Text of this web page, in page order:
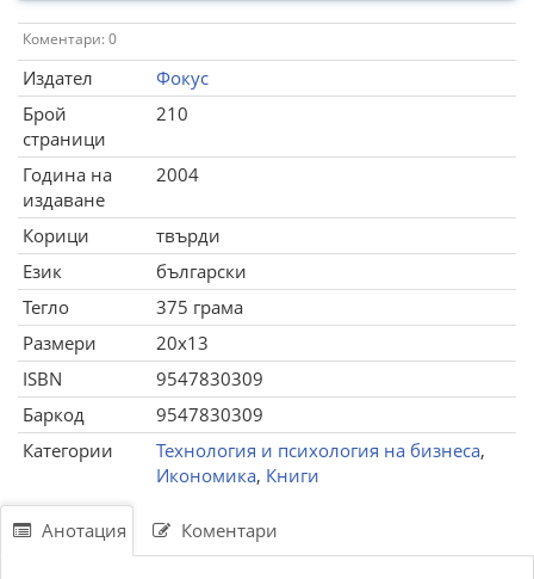
Коментари: 0
Издател
Фокус
Брой
страници
210
Година на
издаване
2004
Корици
твърди
Език
български
Тегло
375 грама
Размери
20x13
ISBN
9547830309
Баркод
9547830309
Категории
Технология и психология на бизнеса,
Икономика, Книги
Анотация Коментари